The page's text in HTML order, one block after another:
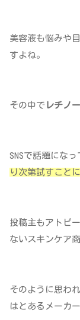
美容液も悩みや
すよね。
その中で レチノ
SNSで話題にな
り次第試すこと
投稿主もアトピ
ないスキンケア
そのように思わ
はとあるメーカ